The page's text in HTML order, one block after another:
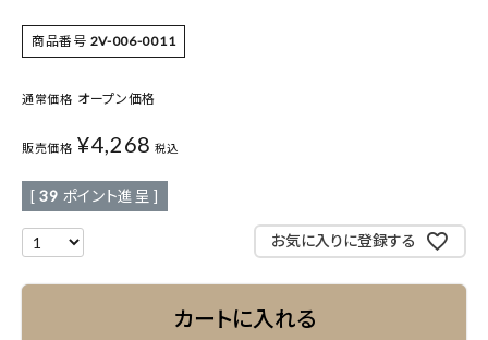
商品番号 2V-006-0011
通常価格 オープン価格
販売価格 ¥4,268 税込
[ 39 ポイント進呈 ]
お気に入りに登録する
カートに入れる